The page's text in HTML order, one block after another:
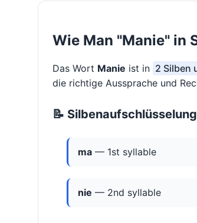
Wie Man "Manie" in
Das Wort Manie ist in 2 Silben
die richtige Aussprache und
📝 Silbenaufschlüsselung
ma — 1st syllable
nie — 2nd syllable